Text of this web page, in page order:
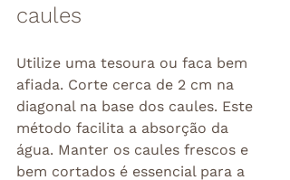
caules
Utilize uma tesoura ou faca bem
afiada. Corte cerca de 2 cm na
diagonal na base dos caules. Este
método facilita a absorção da
água. Manter os caules frescos e
bem cortados é essencial para a